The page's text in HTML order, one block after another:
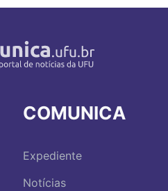
COMUNICA
Expediente
Notícias